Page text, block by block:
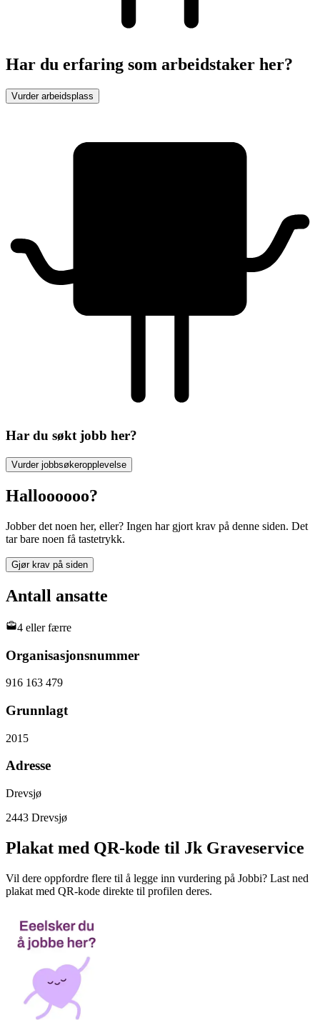
Har du erfaring som arbeidstaker her?
Vurder arbeidsplass
Har du søkt jobb her?
Vurder jobbsøkeropplevelse
Halloooooo?
Jobber det noen her, eller? Ingen har gjort krav på denne siden. Det
tar bare noen få tastetrykk.
Gjør krav på siden
Antall ansatte
4 eller færre
Organisasjonsnummer
916 163 479
Grunnlagt
2015
Adresse
Drevsjø
2443 Drevsjø
Plakat med QR-kode til Jk Graveservice
Vil dere oppfordre flere til å legge inn vurdering på Jobbi? Last ned
plakat med QR-kode direkte til profilen deres.